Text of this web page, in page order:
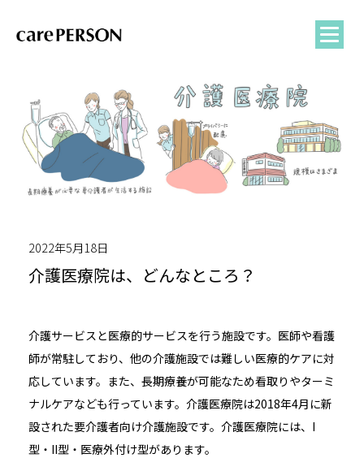
2022年5月18日
介護医療院は、どんなところ？
介護サービスと医療的サービスを行う施設です。医師や看護
師が常駐しており、他の介護施設では難しい医療的ケアに対
応しています。また、長期療養が可能なため看取りやターミ
ナルケアなども行っています。介護医療院は2018年4月に新
設された要介護者向け介護施設です。介護医療院には、I
型・II型・医療外付け型があります。